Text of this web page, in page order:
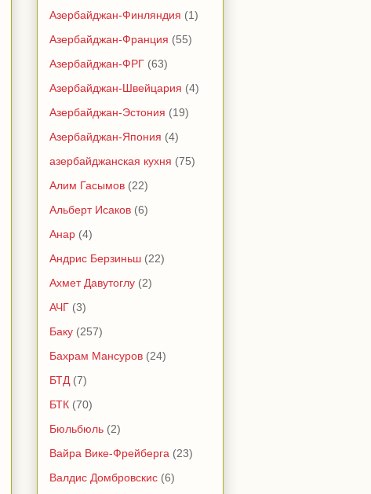
Азербайджан-Финляндия (1)
Азербайджан-Франция (55)
Азербайджан-ФРГ (63)
Азербайджан-Швейцария (4)
Азербайджан-Эстония (19)
Азербайджан-Япония (4)
азербайджанская кухня (75)
Алим Гасымов (22)
Альберт Исаков (6)
Анар (4)
Андрис Берзиньш (22)
Ахмет Давутоглу (2)
АЧГ (3)
Баку (257)
Бахрам Мансуров (24)
БТД (7)
БТК (70)
Бюльбюль (2)
Вайра Вике-Фрейберга (23)
Валдис Домбровскис (6)